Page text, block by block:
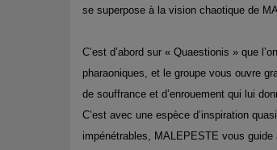
se superpose à la vision chaotique de
C’est d’abord sur « Quaestionis » que
pharaoniques, et le groupe vous ouvre
de souffrance et d’enrouement qui lui
C’est avec une espèce d’inspiration
impénétrables, MALEPESTE vous guide